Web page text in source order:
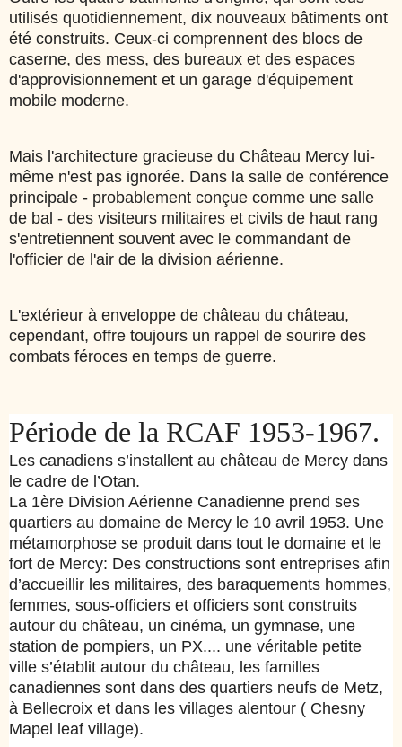
utilisés quotidiennement, dix nouveaux bâtiments ont
été construits. Ceux-ci comprennent des blocs de
caserne, des mess, des bureaux et des espaces
d'approvisionnement et un garage d'équipement
mobile moderne.
Mais l'architecture gracieuse du Château Mercy lui-
même n'est pas ignorée. Dans la salle de conférence
principale - probablement conçue comme une salle
de bal - des visiteurs militaires et civils de haut rang
s'entretiennent souvent avec le commandant de
l'officier de l'air de la division aérienne.
L'extérieur à enveloppe de château du château,
cependant, offre toujours un rappel de sourire des
combats féroces en temps de guerre.
Période de la RCAF 1953-1967.
Les canadiens s’installent au château de Mercy dans
le cadre de l’Otan.
La 1ère Division Aérienne Canadienne prend ses
quartiers au domaine de Mercy le 10 avril 1953. Une
métamorphose se produit dans tout le domaine et le
fort de Mercy: Des constructions sont entreprises afin
d’accueillir les militaires, des baraquements hommes,
femmes, sous-officiers et officiers sont construits
autour du château, un cinéma, un gymnase, une
station de pompiers, un PX.... une véritable petite
ville s’établit autour du château, les familles
canadiennes sont dans des quartiers neufs de Metz,
à Bellecroix et dans les villages alentour ( Chesny
Mapel leaf village).